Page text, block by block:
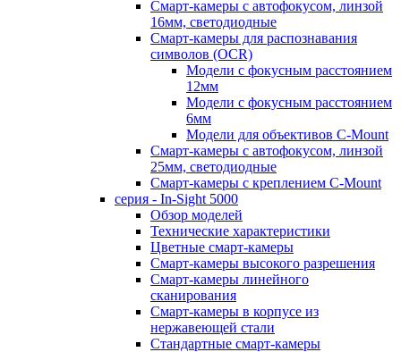
Смарт-камеры с автофокусом, линзой
16мм, светодиодные
Смарт-камеры для распознавания
символов (OCR)
Модели с фокусным расстоянием
12мм
Модели с фокусным расстоянием
6мм
Модели для объективов C-Mount
Смарт-камеры с автофокусом, линзой
25мм, светодиодные
Смарт-камеры с креплением C-Mount
серия - In-Sight 5000
Обзор моделей
Технические характеристики
Цветные смарт-камеры
Смарт-камеры высокого разрешения
Смарт-камеры линейного
сканирования
Смарт-камеры в корпусе из
нержавеющей стали
Стандартные смарт-камеры